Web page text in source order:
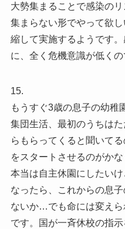
大勢集まることで感染の
集まらない形でやって欲
縮して実施するようです
に、全く危機意識が低くの
15.
もうすぐ3歳の息子の幼稚
集団生活、最初のうちは
らもらってくると聞いて
をスタートさせるのがかな
本当は自主休園にしたい
なったら、これからの息
ないか…でも命には変え
です。国が一斉休校の指